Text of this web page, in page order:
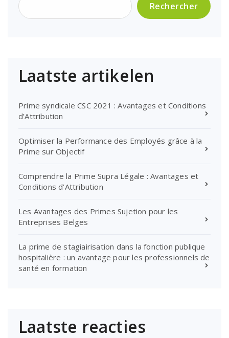
Rechercher
Laatste artikelen
Prime syndicale CSC 2021 : Avantages et Conditions
d’Attribution
Optimiser la Performance des Employés grâce à la
Prime sur Objectif
Comprendre la Prime Supra Légale : Avantages et
Conditions d’Attribution
Les Avantages des Primes Sujetion pour les
Entreprises Belges
La prime de stagiairisation dans la fonction publique
hospitalière : un avantage pour les professionnels de
santé en formation
Laatste reacties